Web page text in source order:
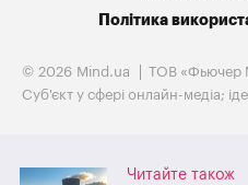
Читайте також
Політика
© 2026 Mind.ua
ТОВ «Фьючер
Cуб'єкт у сфері онлайн-медіа;